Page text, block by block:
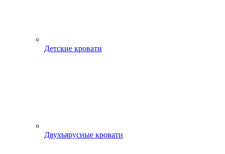
Детские кровати
Двухъярусные кровати